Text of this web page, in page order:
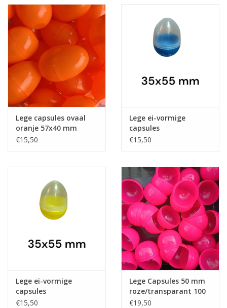
Lege capsules ovaal
oranje 57x40 mm
€15,50
Lege ei-vormige
capsules
blauw/transparant
€15,50
Lege ei-vormige
capsules
geel/transparant
€15,50
Lege Capsules 50 mm
roze/transparant 100
stuks
€19,50